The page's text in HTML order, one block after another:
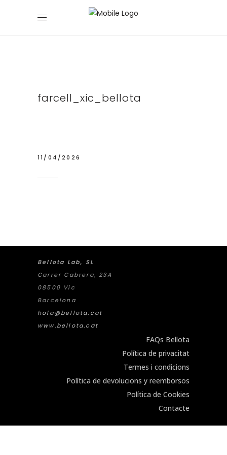
farcell_xic_bellota
11/04/2026
Bellota Lab, SL
Carrer Cabrera, 23A
08500 Vic
Barcelona
hola@bellota.cat
www.bellota.cat
FAQs Bellota
Política de privacitat
Termes i condicions
Política de devolucions y reemborsos
Política de Cookies
Contacte